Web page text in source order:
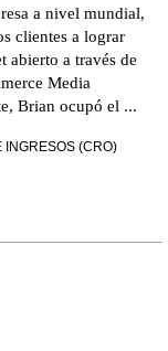
a nivel mundial,
clientes a lograr
abierto a través de
Media
Brian ocupó el ...
INGRESOS (CRO)